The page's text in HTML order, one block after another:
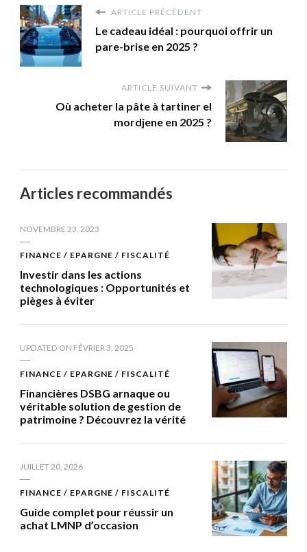
ARTICLE PRÉCÉDENT
Le cadeau idéal : pourquoi offrir un
pare-brise en 2025 ?
ARTICLE SUIVANT
Où acheter la pâte à tartiner el
mordjene en 2025 ?
Articles recommandés
NOVEMBRE 23, 2023
FINANCE / EPARGNE / FISCALITÉ
Investir dans les actions
technologiques : Opportunités et
pièges à éviter
UPDATED ON FÉVRIER 3, 2025
FINANCE / EPARGNE / FISCALITÉ
Financières DSBG arnaque ou
véritable solution de gestion de
patrimoine ? Découvrez la vérité
JUILLET 20, 2026
FINANCE / EPARGNE / FISCALITÉ
Guide complet pour réussir un
achat LMNP d’occasion